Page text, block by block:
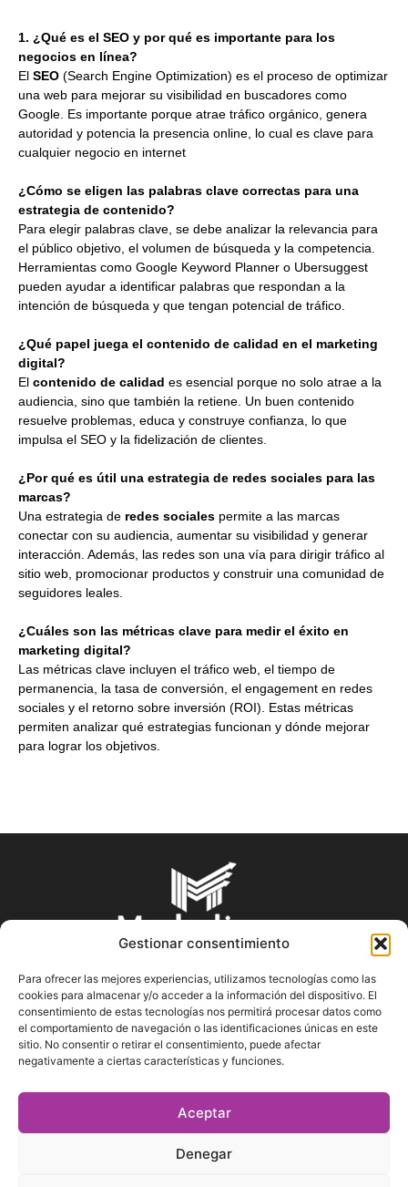
Gestionar consentimiento
Para ofrecer las mejores experiencias, utilizamos tecnologías como las
cookies para almacenar y/o acceder a la información del dispositivo. El
consentimiento de estas tecnologías nos permitirá procesar datos como
el comportamiento de navegación o las identificaciones únicas en este
sitio. No consentir o retirar el consentimiento, puede afectar
negativamente a ciertas características y funciones.
Aceptar
Denegar
1. ¿Qué es el SEO y por qué es importante para los
negocios en línea?
El SEO (Search Engine Optimization) es el proceso de optimizar
una web para mejorar su visibilidad en buscadores como
Google. Es importante porque atrae tráfico orgánico, genera
autoridad y potencia la presencia online, lo cual es clave para
cualquier negocio en internet
¿Cómo se eligen las palabras clave correctas para una
estrategia de contenido?
Para elegir palabras clave, se debe analizar la relevancia para
el público objetivo, el volumen de búsqueda y la competencia.
Herramientas como Google Keyword Planner o Ubersuggest
pueden ayudar a identificar palabras que respondan a la
intención de búsqueda y que tengan potencial de tráfico.
¿Qué papel juega el contenido de calidad en el marketing
digital?
El contenido de calidad es esencial porque no solo atrae a la
audiencia, sino que también la retiene. Un buen contenido
resuelve problemas, educa y construye confianza, lo que
impulsa el SEO y la fidelización de clientes.
¿Por qué es útil una estrategia de redes sociales para las
marcas?
Una estrategia de redes sociales permite a las marcas
conectar con su audiencia, aumentar su visibilidad y generar
interacción. Además, las redes son una vía para dirigir tráfico al
sitio web, promocionar productos y construir una comunidad de
seguidores leales.
¿Cuáles son las métricas clave para medir el éxito en
marketing digital?
Las métricas clave incluyen el tráfico web, el tiempo de
permanencia, la tasa de conversión, el engagement en redes
sociales y el retorno sobre inversión (ROI). Estas métricas
permiten analizar qué estrategias funcionan y dónde mejorar
para lograr los objetivos.
SOBRE NOSOTROS
En Marketin.es encontrarás la más actualizada y veraz
información sobre el mundo del marketing; consejos
SÍGUENOS